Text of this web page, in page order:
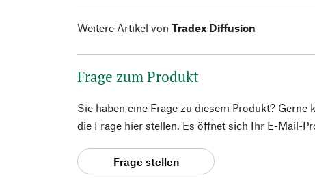
Weitere Artikel von Tradex Diffusion
Frage zum Produkt
Sie haben eine Frage zu diesem Produkt? Gerne
die Frage hier stellen. Es öffnet sich Ihr E-Mail-
Frage stellen